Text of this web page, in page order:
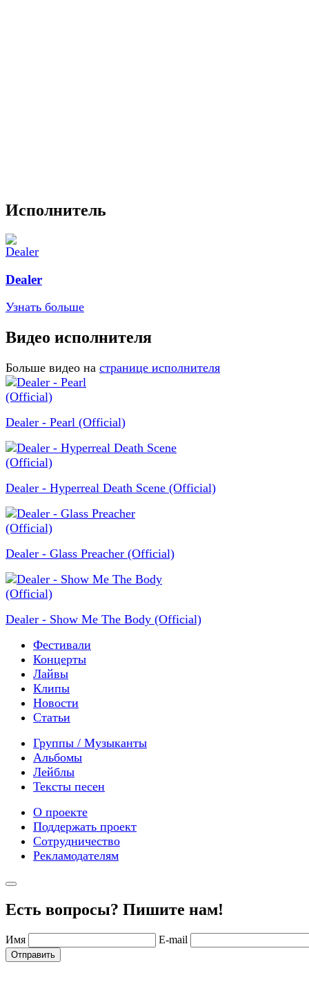
Исполнитель
Dealer
Узнать больше
Видео исполнителя
Больше видео на странице исполнителя
Dealer - Pearl (Official)
Dealer - Hyperreal Death Scene (Official)
Dealer - Glass Preacher (Official)
Dealer - Show Me The Body (Official)
Фестивали
Концерты
Лайвы
Клипы
Новости
Статьи
Группы / Музыканты
Альбомы
Лейблы
Тексты песен
О проекте
Поддержать проект
Сотрудничество
Рекламодателям
Есть вопросы? Пишите нам!
Имя E-mail